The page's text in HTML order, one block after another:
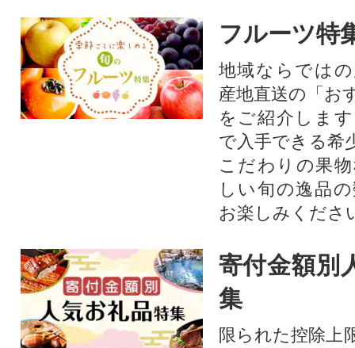
フルーツ特
地域ならでは
産地直送の「お
をご紹介しま
で入手できる希
こだわりの果
しい旬の逸品
お楽しみくださ
寄付金額別
集
限られた控除上